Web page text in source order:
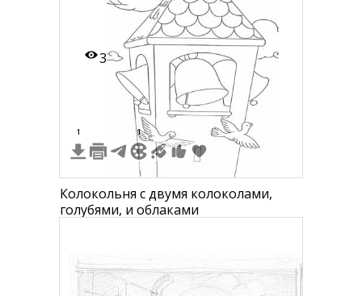
3
1 1
Колокольня с двумя колоколами,
голубями, и облаками